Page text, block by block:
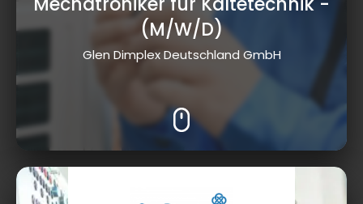
(M/W/D)
Glen Dimplex Deutschland GmbH